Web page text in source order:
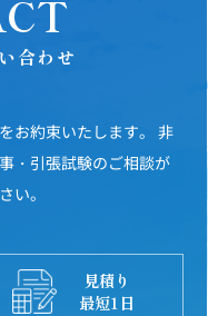
合わせ
お約束いたします。
非
・引張試験のご相談が
い。
見積り
最短1日